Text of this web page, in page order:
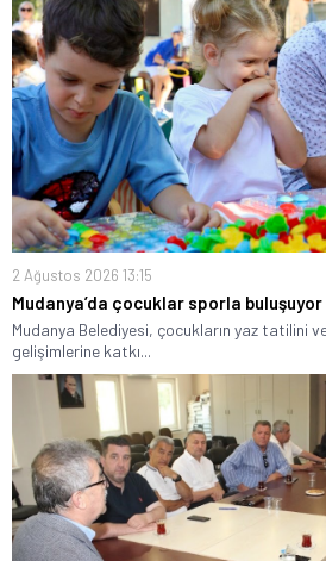
2 Ağustos 2026 13:15
Mudanya’da çocuklar sporla buluşuyor
Mudanya Belediyesi, çocukların yaz tatilini
gelişimlerine katkı...